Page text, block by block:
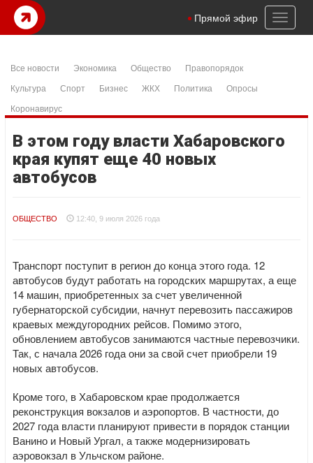
Toggle
Прямой эфир
Все новости Экономика Общество
Правопорядок
Культура
Спорт Бизнес ЖКХ Политика
Опросы
Коронавирус
В этом году власти Хабаровского
края купят еще 40 новых
автобусов
ОБЩЕСТВО 12:40, 9 июля 2026 года
Транспорт поступит в регион до конца этого года. 12
автобусов будут работать на городских маршрутах, а еще
14 машин, приобретенных за счет увеличенной
губернаторской субсидии, начнут перевозить пассажиров
краевых междугородних рейсов. Помимо этого,
обновлением автобусов занимаются частные перевозчики.
Так, с начала 2026 года они за свой счет приобрели 19
новых автобусов.
Кроме того, в Хабаровском крае продолжается
реконструкция вокзалов и аэропортов. В частности, до
2027 года власти планируют привести в порядок станции
Ванино и Новый Ургал, а также модернизировать
аэровокзал в Ульчском районе.